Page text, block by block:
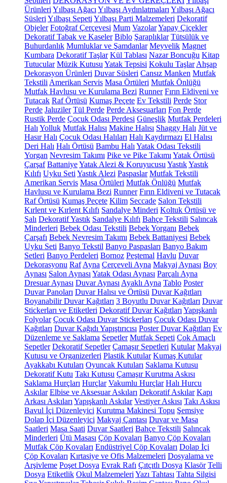
Ürünleri Yılbaşı Ağacı Yılbaşı Aydınlatmaları Yılbaşı Ağacı
Süsleri Yılbaşı Sepeti Yılbaşı Parti Malzemeleri Dekoratif
Objeler Fotoğraf Çerçevesi Mum VazolarYapay Çiçekler
Dekoratif Tabak ve Kaseler Biblo Şaraplıklar Tütsülük ve
Buhurdanlık Mumluklar ve Şamdanlar Meyvelik Magnet
Kumbara Dekoratif Taşlar Kül Tablası Nazar Boncuğu Kitap
Tutucular Müzik Kutusu Yatak Tepsisi Kokulu Taşlar Ahşap
Dekorasyon Ürünleri Duvar Süsleri Cansız Manken Mutfak
Tekstili Amerikan Servis Masa Örtüleri Mutfak Önlüğü
Mutfak Havlusu ve Kurulama Bezi Runner Fırın Eldiveni ve
Tutacak Raf Örtüsü Kumaş Peçete Ev Tekstili Perde Stor
Perde Jaluziler Tül Perde Perde Aksesuarları Fon Perde
Rustik Perde Çocuk Odası Perdesi Güneşlik Mutfak Perdeleri
Halı Yolluk Mutfak Halısı Makine Halısı Shaggy Halı Jüt ve
Hasır Halı Çocuk Odası Halıları Halı Kaydırmazı El Halısı
Deri Halı Halı Örtüsü Bambu Halı Yatak Odası Tekstili
Yorgan Nevresim Takımı Pike ve Pike Takımı Yatak Örtüsü
Çarşaf BattaniyeYatak Alezi & Koruyucusu YastıkYastık
Kılıfı Uyku Seti Yastık Alezi Paspaslar Mutfak Tekstili
Amerikan Servis Masa Örtüleri Mutfak Önlüğü Mutfak
Havlusu ve Kurulama Bezi Runner Fırın Eldiveni ve Tutacak
Raf Örtüsü Kumaş Peçete Kilim Seccade Salon Tekstili
Kırlent ve Kırlent Kılıfı Sandalye Minderi Koltuk Örtüsü ve
Şalı Dekoratif Yastık Sandalye Kılıfı Bahçe Tekstili Salıncak
Minderleri Bebek Odası Tekstili Bebek Yorganı Bebek
Çarşafı Bebek Nevresim Takımı Bebek Battaniyesi Bebek
Uyku Seti Banyo Tekstil Banyo Paspasları Banyo Bakım
Setleri Banyo Perdeleri Bornoz Peştemal Havlu Duvar
Dekorasyonu Raf Ayna Çerçeveli Ayna Makyaj Aynası Boy
Aynası Salon Aynası Yatak Odası Aynası Parçalı Ayna
Dresuar Aynası Duvar Aynası Ayaklı Ayna Tablo Poster
Duvar Panoları Duvar Halısı ve Örtüsü Duvar Kağıtları
Boyanabilir Duvar Kağıtları 3 Boyutlu Duvar Kağıtları Duvar
Stickerları ve Etiketleri Dekoratif Duvar Kağıtları Yapışkanlı
Folyolar Çocuk Odası Duvar Stickerları Çocuk Odası Duvar
Kağıtları Duvar Kağıdı Yapıştırıcısı Poster Duvar Kağıtları Ev
Düzenleme ve Saklama Sepetler Mutfak Sepeti Çok Amaçlı
Sepetler Dekoratif Sepetler Çamaşır Sepetleri Kutular Makyaj
Kutusu ve Organizerleri Plastik Kutular Kumaş Kutular
Ayakkabı Kutuları Oyuncak Kutuları Saklama Kutusu
Dekoratif Kutu Takı Kutusu Çamaşır Kurutma Askısı
Saklama Hurçları Hurçlar Vakumlu Hurçlar Halı Hurcu
Askılar Elbise ve Aksesuar Askıları Dekoratif Askılar Kapı
Arkası Askıları Yapışkanlı Askılar Vestiyer Askısı Takı Askısı
Bavul İçi Düzenleyici Kurutma Makinesi Topu Şemsiye
Dolap İçi Düzenleyici Makyaj Çantası Duvar ve Masa
Saatleri Masa Saati Duvar Saatleri Bahçe Tekstili Salıncak
Minderleri Ütü Masası Çöp Kovaları Banyo Çöp Kovaları
Mutfak Çöp Kovaları Endüstriyel Çöp Kovaları Dolap İçi
Çöp Kovaları Kırtasiye ve Ofis Malzemeleri Dosyalama ve
Arşivleme Poşet Dosya Evrak Rafı Çıtçıtlı Dosya Klasör Telli
Dosya Etiketlik Okul Malzemeleri Yazı Tahtası Tahta Silgisi